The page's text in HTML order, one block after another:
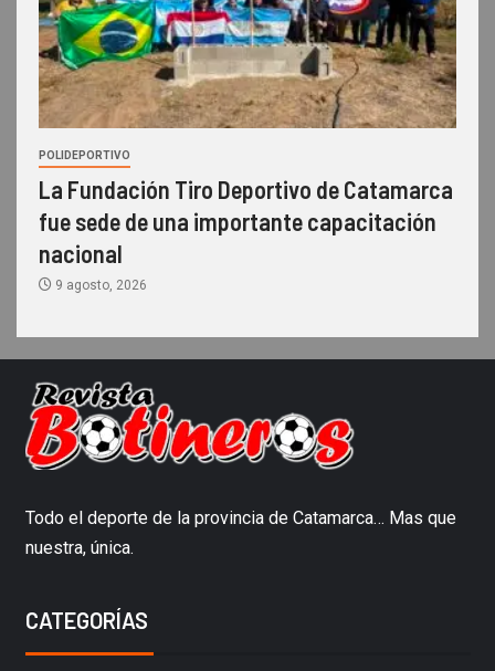
POLIDEPORTIVO
La Fundación Tiro Deportivo de Catamarca
fue sede de una importante capacitación
nacional
9 agosto, 2026
Todo el deporte de la provincia de Catamarca… Mas que
nuestra, única.
CATEGORÍAS